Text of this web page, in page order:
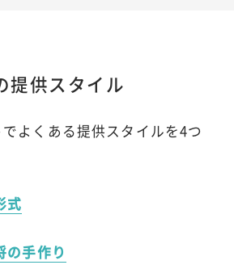
提供スタイル
よくある提供スタイルを4つ
式
手作り